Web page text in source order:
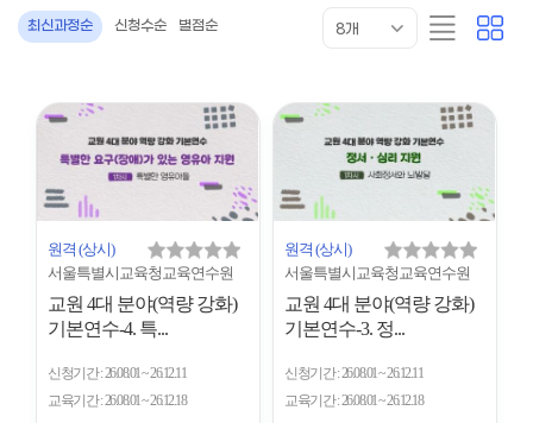
최신과정순 신청수순 별점순
개
8개
리
스
카
드
원격 (상시)
서울특별시교육청교육연수원
교원 4대 분야(역량 강화)
기본연수-4. 특...
신청기간 26.08.01 ~ 26.12.11
교육기간 26.08.01 ~ 26.12.18
원격 (상시)
서울특별시교육청교육연수원
교원 4대 분야(역량 강화)
기본연수-3. 정...
신청기간 26.08.01 ~ 26.12.11
교육기간 26.08.01 ~ 26.12.18